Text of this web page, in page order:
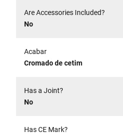
Are Accessories Included?
No
Acabar
Cromado de cetim
Has a Joint?
No
Has CE Mark?